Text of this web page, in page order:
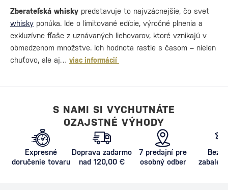
Zberateľská whisky predstavuje to najvzácnejšie, čo svet
whisky ponúka. Ide o limitované edície, výročné plnenia a
exkluzívne fľaše z uznávaných liehovarov, ktoré vznikajú v
obmedzenom množstve. Ich hodnota rastie s časom – nielen
chuťovo, ale aj… viac informácií
S NAMI SI VYCHUTNÁTE
OZAJSTNÉ VÝHODY
Expresné
doručenie tovaru
Doprava zadarmo
nad 120,00 €
7 predajní pre
osobný odber